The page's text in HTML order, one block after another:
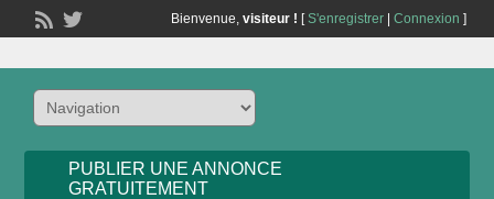
Bienvenue, visiteur ! [S'enregistrer| Connexion ]
PUBLIER UNE ANNONCE
GRATUITEMENT